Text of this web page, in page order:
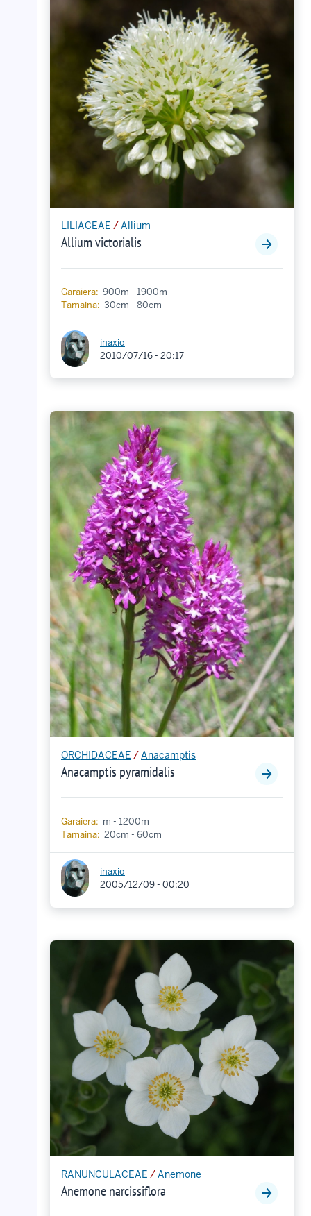
LILIACEAE /Allium
Allium victorialis
Garaiera: 900m - 1900m
Tamaina: 30cm - 80cm
inaxio
2010/07/16 - 20:17
ORCHIDACEAE /Anacamptis
Anacamptis pyramidalis
Garaiera: m - 1200m
Tamaina: 20cm - 60cm
inaxio
2005/12/09 - 00:20
RANUNCULACEAE /Anemone
Anemone narcissiflora